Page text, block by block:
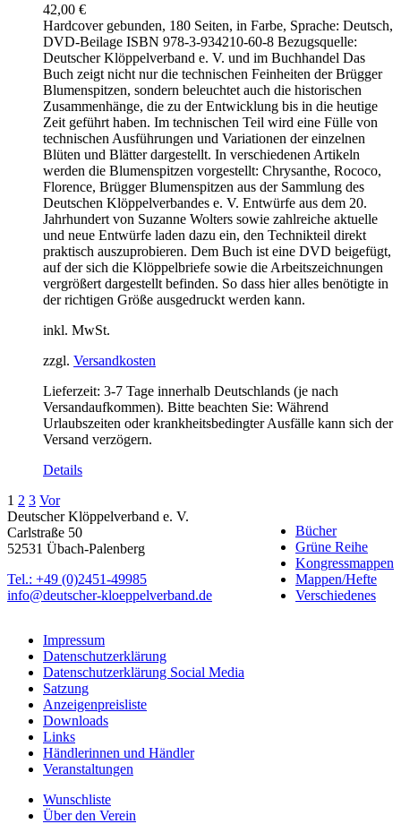
42,00 €
Hardcover gebunden, 180 Seiten, in Farbe, Sprache: Deutsch,
DVD-Beilage ISBN 978-3-934210-60-8 Bezugsquelle:
Deutscher Klöppelverband e. V. und im Buchhandel Das
Buch zeigt nicht nur die technischen Feinheiten der Brügger
Blumenspitzen, sondern beleuchtet auch die historischen
Zusammenhänge, die zu der Entwicklung bis in die heutige
Zeit geführt haben. Im technischen Teil wird eine Fülle von
technischen Ausführungen und Variationen der einzelnen
Blüten und Blätter dargestellt. In verschiedenen Artikeln
werden die Blumenspitzen vorgestellt: Chrysanthe, Rococo,
Florence, Brügger Blumenspitzen aus der Sammlung des
Deutschen Klöppelverbandes e. V. Entwürfe aus dem 20.
Jahrhundert von Suzanne Wolters sowie zahlreiche aktuelle
und neue Entwürfe laden dazu ein, den Technikteil direkt
praktisch auszuprobieren. Dem Buch ist eine DVD beigefügt,
auf der sich die Klöppelbriefe sowie die Arbeitszeichnungen
vergrößert dargestellt befinden. So dass hier alles benötigte in
der richtigen Größe ausgedruckt werden kann.
inkl. MwSt.
zzgl. Versandkosten
Lieferzeit: 3-7 Tage innerhalb Deutschlands (je nach
Versandaufkommen). Bitte beachten Sie: Während
Urlaubszeiten oder krankheitsbedingter Ausfälle kann sich der
Versand verzögern.
Details
1 2 3 Vor
Bücher
Grüne Reihe
Kongressmappen
Mappen/Hefte
Verschiedenes
Deutscher Klöppelverband e. V.
Carlstraße 50
52531 Übach-Palenberg
Tel.: +49 (0)2451-49985
info@deutscher-kloeppelverband.de
Impressum
Datenschutzerklärung
Datenschutzerklärung Social Media
Satzung
Anzeigenpreisliste
Downloads
Links
Händlerinnen und Händler
Veranstaltungen
Wunschliste
Über den Verein